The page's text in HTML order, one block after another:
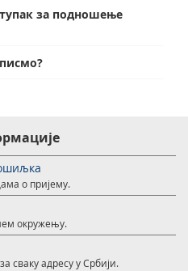
за подношење
о пријему.
окружењу.
сваку адресу у Србији.